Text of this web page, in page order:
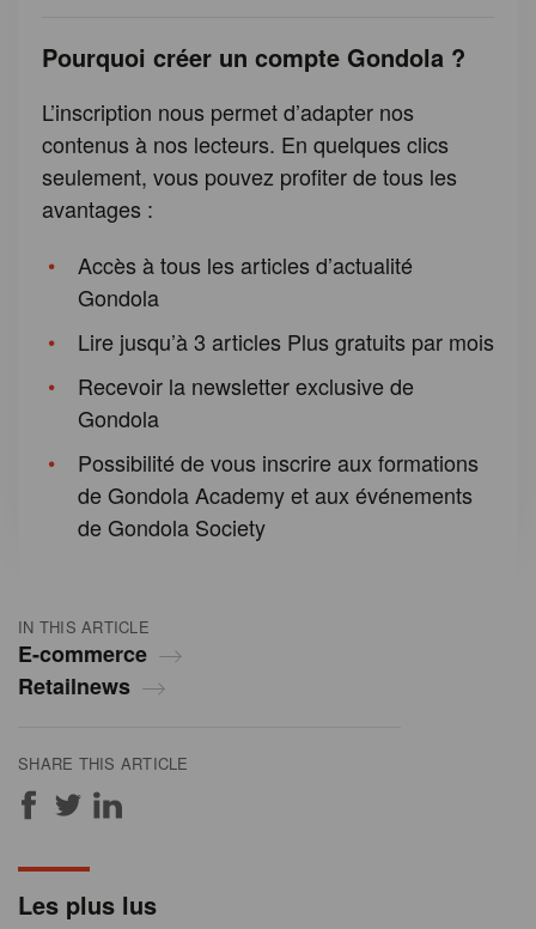
IN THIS ARTICLE
E-commerce
Retailnews
SHARE THIS ARTICLE
Pourquoi créer un compte Gondola ?
L’inscription nous permet d’adapter nos
contenus à nos lecteurs. En quelques clics
seulement, vous pouvez profiter de tous les
avantages :
Accès à tous les articles d’actualité
Gondola
Lire jusqu’à 3 articles Plus gratuits par mois
Recevoir la newsletter exclusive de
Gondola
Possibilité de vous inscrire aux formations
de Gondola Academy et aux événements
de Gondola Society
Les plus lus